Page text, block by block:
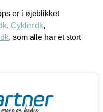
er i øjeblikket
, Cykler.dk,
, som alle har et stort